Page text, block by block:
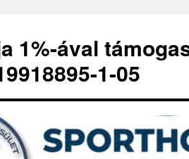
1%-ával
1-05